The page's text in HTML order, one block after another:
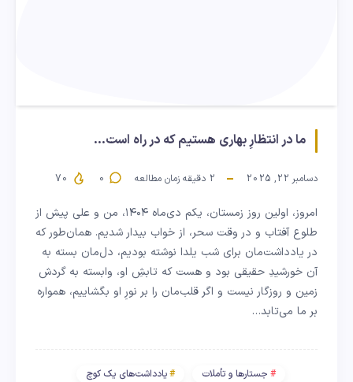
ما در انتظارِ بهاری هستیم که در راه است…
دسامبر 22, 2025 2 دقیقه زمان مطالعه 0
امروز، اولین روز زمستان، یکم دی‌ماه ۱۴۰۴، من و علی پیش از
طلوع آفتاب و در وقت سحر، از خواب بیدار شدیم. همان‌طور که
در یادداشت‌مان برای شب یلدا نوشته بودیم، دل‌مان بسته به
آن خورشیدِ حقیقی بود و هست که تابشِ او، وابسته به گردش
زمین و روزگار نیست و اگر قلب‌مان را بر نورِ او بگشاییم، همواره
بر ما می‌تابد…
جستارها و تأملات یادداشت‌های یک کوچ